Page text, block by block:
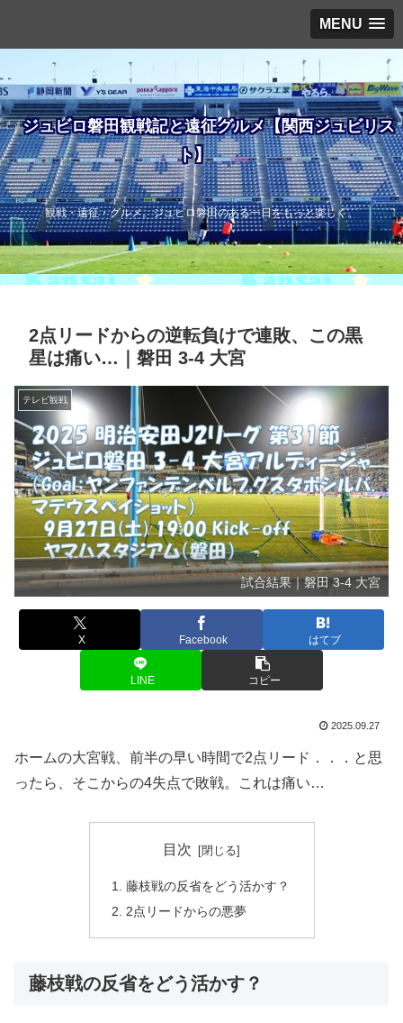
MENU
ジュビロ磐田観戦記と遠征グルメ【関西ジュビリス
ト】
観戦・遠征・グルメ。ジュビロ磐田のある一日をもっと楽しく。
2点リードからの逆転負けで連敗、この黒
星は痛い…｜磐田 3-4 大宮
テレビ観戦
試合結果｜磐田 3-4 大宮
X Facebook はてブ
LINE コピー
2025.09.27
ホームの大宮戦、前半の早い時間で2点リード．．．と思
ったら、そこからの4失点で敗戦。これは痛い…
目次
藤枝戦の反省をどう活かす？
2点リードからの悪夢
藤枝戦の反省をどう活かす？